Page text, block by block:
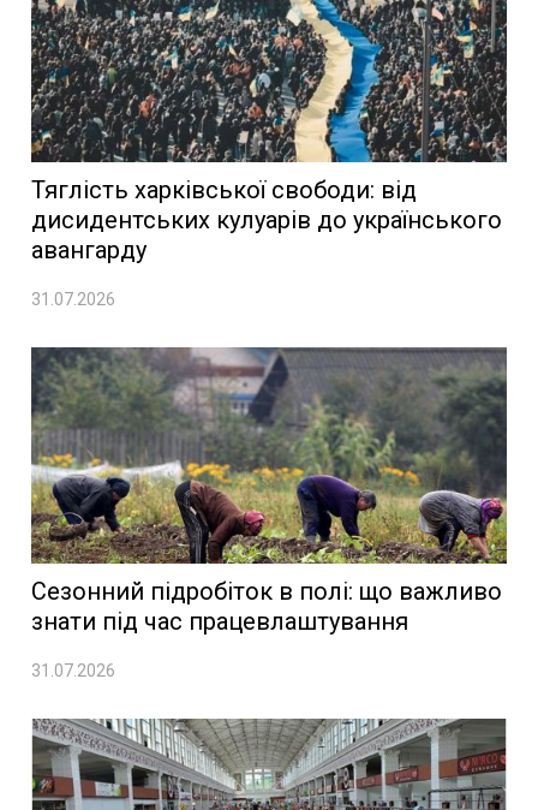
Тяглість харківської свободи: від
дисидентських кулуарів до українського
авангарду
31.07.2026
Сезонний підробіток в полі: що важливо
знати під час працевлаштування
31.07.2026